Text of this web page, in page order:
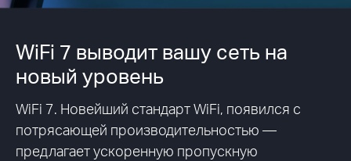
WiFi 7 выводит вашу сеть на
новый уровень
WiFi 7. Новейший стандарт WiFi, появился с
потрясающей производительностью —
предлагает ускоренную пропускную